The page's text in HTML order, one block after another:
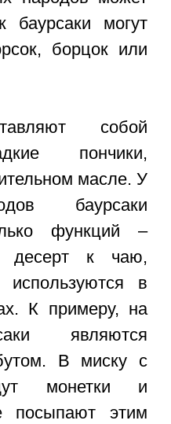
баурсаки могут
борцок или
собой
пончики,
масле. У
баурсаки
функций –
десерт к чаю,
в
К примеру, на
являются
В миску с
монетки и
посыпают этим